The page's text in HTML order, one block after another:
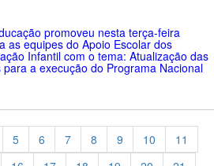
promoveu nesta terça-feira
as equipes do Apoio Escolar dos
Infantil com o tema: Atualização das
a execução do Programa Nacional
5 6 7 8 9 10
11